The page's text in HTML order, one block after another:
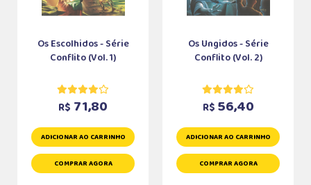
Os Escolhidos - Série
Conflito (Vol. 1)
R$ 71,80
ADICIONAR AO CARRINHO
COMPRAR AGORA
Os Ungidos - Série
Conflito (Vol. 2)
R$ 56,40
ADICIONAR AO CARRINHO
COMPRAR AGORA